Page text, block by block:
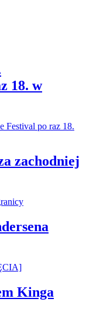
18. w
zachodniej
Kinga